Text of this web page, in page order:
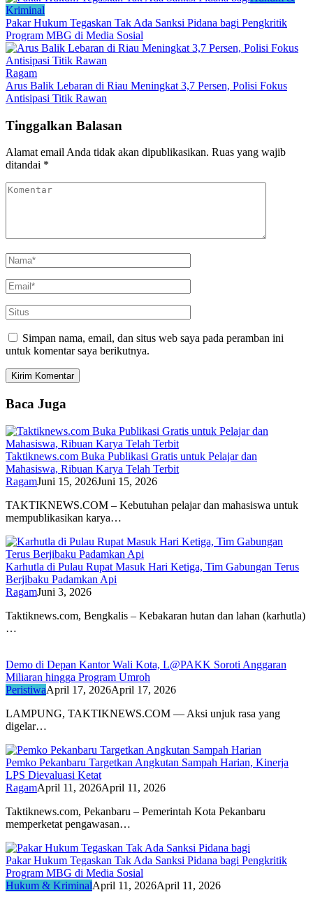
Kriminal
Pakar Hukum Tegaskan Tak Ada Sanksi Pidana bagi Pengkritik
Program MBG di Media Sosial
Ragam
Arus Balik Lebaran di Riau Meningkat 3,7 Persen, Polisi Fokus
Antisipasi Titik Rawan
Tinggalkan Balasan
Alamat email Anda tidak akan dipublikasikan. Ruas yang wajib
ditandai *
Simpan nama, email, dan situs web saya pada peramban ini
untuk komentar saya berikutnya.
Baca Juga
Taktiknews.com Buka Publikasi Gratis untuk Pelajar dan
Mahasiswa, Ribuan Karya Telah Terbit
RagamJuni 15, 2026Juni 15, 2026
TAKTIKNEWS.COM – Kebutuhan pelajar dan mahasiswa untuk
mempublikasikan karya…
Karhutla di Pulau Rupat Masuk Hari Ketiga, Tim Gabungan Terus
Berjibaku Padamkan Api
RagamJuni 3, 2026
Taktiknews.com, Bengkalis – Kebakaran hutan dan lahan (karhutla)
…
Demo di Depan Kantor Wali Kota, L@PAKK Soroti Anggaran
Miliaran hingga Program Umroh
PeristiwaApril 17, 2026April 17, 2026
LAMPUNG, TAKTIKNEWS.COM — Aksi unjuk rasa yang
digelar…
Pemko Pekanbaru Targetkan Angkutan Sampah Harian, Kinerja
LPS Dievaluasi Ketat
RagamApril 11, 2026April 11, 2026
Taktiknews.com, Pekanbaru – Pemerintah Kota Pekanbaru
memperketat pengawasan…
Pakar Hukum Tegaskan Tak Ada Sanksi Pidana bagi Pengkritik
Program MBG di Media Sosial
Hukum & KriminalApril 11, 2026April 11, 2026